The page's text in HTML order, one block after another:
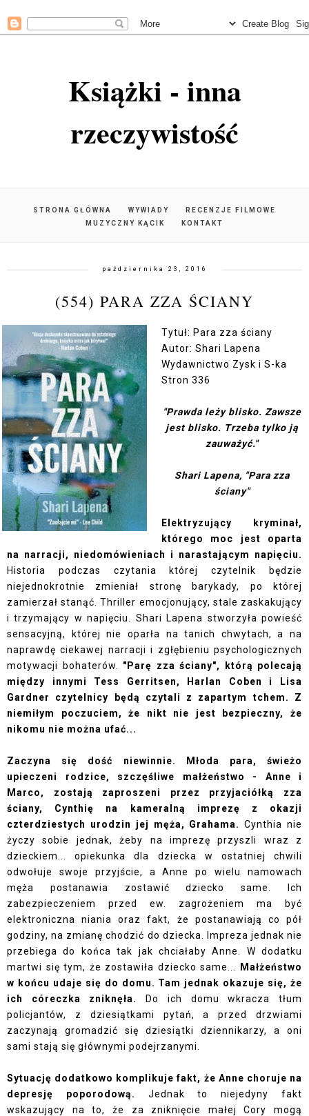
Książki - inna
rzeczywistość
STRONA GŁÓWNA WYWIADY
RECENZJE FILMOWE
MUZYCZNY KĄCIK
KONTAKT
października 23, 2016
(554) PARA ZZA ŚCIANY
Tytuł: Para zza ściany
Autor: Shari Lapena
Wydawnictwo Zysk i S-ka
Stron 336
"Prawda leży blisko. Zawsze
jest blisko. Trzeba tylko ją
zauważyć."
Shari Lapena, "Para zza
ściany"
Elektryzujący kryminał,
którego moc jest oparta
na narracji, niedomówieniach i narastającym napięciu.
Historia podczas czytania której czytelnik będzie
niejednokrotnie zmieniał stronę barykady, po której
zamierzał stanąć. Thriller emocjonujący, stale zaskakujący
i trzymający w napięciu. Shari Lapena stworzyła powieść
sensacyjną, której nie oparła na tanich chwytach, a na
naprawdę ciekawej narracji i zgłębieniu psychologicznych
motywacji bohaterów. "Parę zza ściany", którą polecają
między innymi Tess Gerritsen, Harlan Coben i Lisa
Gardner czytelnicy będą czytali z zapartym tchem. Z
niemiłym poczuciem, że nikt nie jest bezpieczny, że
nikomu nie można ufać...
Zaczyna się dość niewinnie. Młoda para, świeżo
upieczeni rodzice, szczęśliwe małżeństwo - Anne i
Marco, zostają zaproszeni przez przyjaciółką zza
ściany, Cynthię na kameralną imprezę z okazji
czterdziestych urodzin jej męża, Grahama.Cynthia nie
życzy sobie jednak, żeby na imprezę przyszli wraz z
dzieckiem... opiekunka dla dziecka w ostatniej chwili
odwołuje swoje przyjście, a Anne po wielu namowach
męża postanawia zostawić dziecko same. Ich
zabezpieczeniem przed ew. zagrożeniem ma być
elektroniczna niania oraz fakt, że postanawiają co pół
godziny, na zmianę chodzić do dziecka. Impreza jednak nie
przebiega do końca tak jak chciałaby Anne. W dodatku
martwi się tym, że zostawiła dziecko same...
Małżeństwo
w końcu udaje się do domu. Tam jednak okazuje się, że
ich córeczka zniknęła.
Do ich domu wkracza tłum
policjantów, z dziesiątkami pytań, a przed drzwiami
zaczynają gromadzić się dziesiątki dziennikarzy, a oni
sami stają się głównymi podejrzanymi.
Sytuację dodatkowo komplikuje fakt, że Anne choruje na
depresję poporodową.
Jednak to niejedyny fakt
wskazujący na to, że za zniknięcie małej Cory mogą